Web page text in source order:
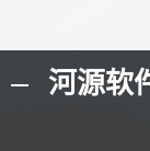
河源软